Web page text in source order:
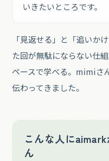
いきたいところです。
「見返せる」と「追い
た回が無駄にならない仕
ペースで学べる。mimiさ
伝わってきました。
こんな人に
ん